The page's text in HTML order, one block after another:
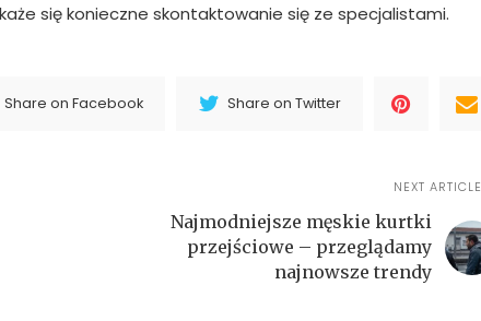
się konieczne skontaktowanie się ze specjalistami.
Share on Facebook Share on Twitter
NEXT ARTICLE
Najmodniejsze męskie kurtki
przejściowe – przeglądamy
najnowsze trendy